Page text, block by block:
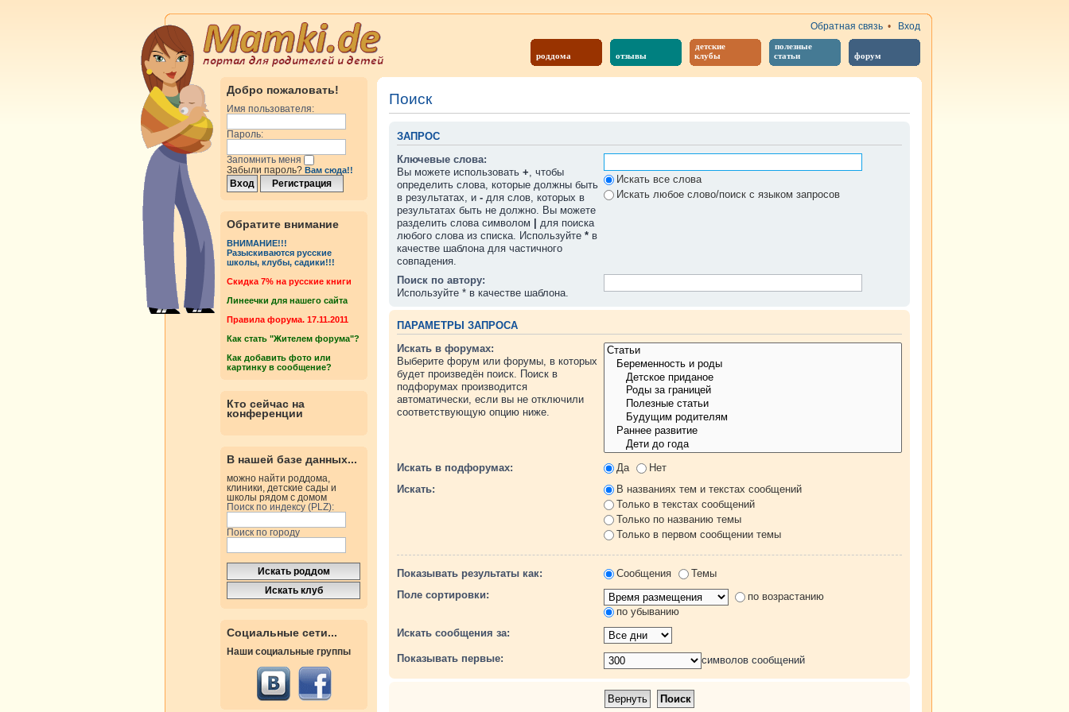
роддома отзывы
детские
клубы
полезные
статьи
форум
Обратная связь • Вход
Добро пожаловать!
Имя пользователя:
Пароль:
Запомнить меня
Забыли пароль? Вам сюда!!
Обратите внимание
ВНИМАНИЕ!!!
Разыскиваются русские
школы, клубы, садики!!!
Cкидка 7% на русские книги
Линеечки для нашего сайта
Правила форума. 17.11.2011
Как стать "Жителем форума"?
Как добавить фото или
картинку в сообщение?
Кто сейчас на
конференции
В нашей базе данных...
можно найти роддома,
клиники, детские сады и
школы рядом с домом
Поиск по индексу (PLZ):
Поиск по городу
Социальные сети...
Наши социальные группы
Поиск
ЗАПРОС
Ключевые слова:
Вы можете использовать +, чтобы
определить слова, которые должны быть
в результатах, и - для слов, которых в
результатах быть не должно. Вы можете
разделить слова символом
для поиска
любого слова из списка. Используйте * в
качестве шаблона для частичного
совпадения.
Искать все слова
Искать любое слово/поиск с языком запросов
Поиск по автору:
Используйте * в качестве шаблона.
ПАРАМЕТРЫ ЗАПРОСА
Искать в форумах:
Выберите форум или форумы, в которых
будет произведён поиск. Поиск в
подфорумах производится
автоматически, если вы не отключили
соответствующую опцию ниже.
Искать в подфорумах: Да
Нет
Искать:
В названиях тем и текстах сообщений
Только в текстах сообщений
Только по названию темы
Только в первом сообщении темы
Показывать результаты как: Сообщения
Темы
Поле сортировки:
по возрастанию
по убыванию
Искать сообщения за:
Показывать первые: символов сообщений